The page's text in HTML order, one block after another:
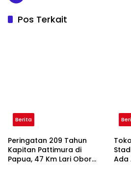
Pos Terkait
Berita
Peringatan 209 Tahun
Kapitan Pattimura di
Papua, 47 Km Lari Obor
Ada